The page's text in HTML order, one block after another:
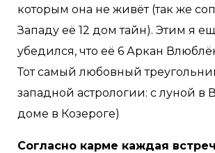
которым она не живëт (так же
Западу её 12 дом тайн). Этим я
убедился, что еë 6 Аркан
Тот самый любовный
западной астрологии: с луной в
доме в Козероге)
Согласно карме каждая